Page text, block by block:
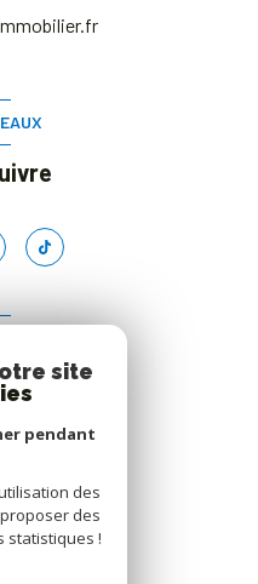
site
pendant
des
des
statistiques !